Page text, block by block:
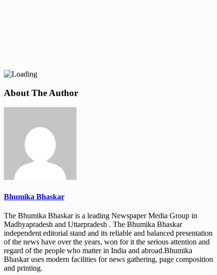
About The Author
Bhumika Bhaskar
The Bhumika Bhaskar is a leading Newspaper Media Group in
Madhyapradesh and Uttarpradesh . The Bhumika Bhaskar
independent editorial stand and its reliable and balanced presentation
of the news have over the years, won for it the serious attention and
regard of the people who matter in India and abroad.Bhumika
Bhaskar uses modern facilities for news gathering, page composition
and printing.